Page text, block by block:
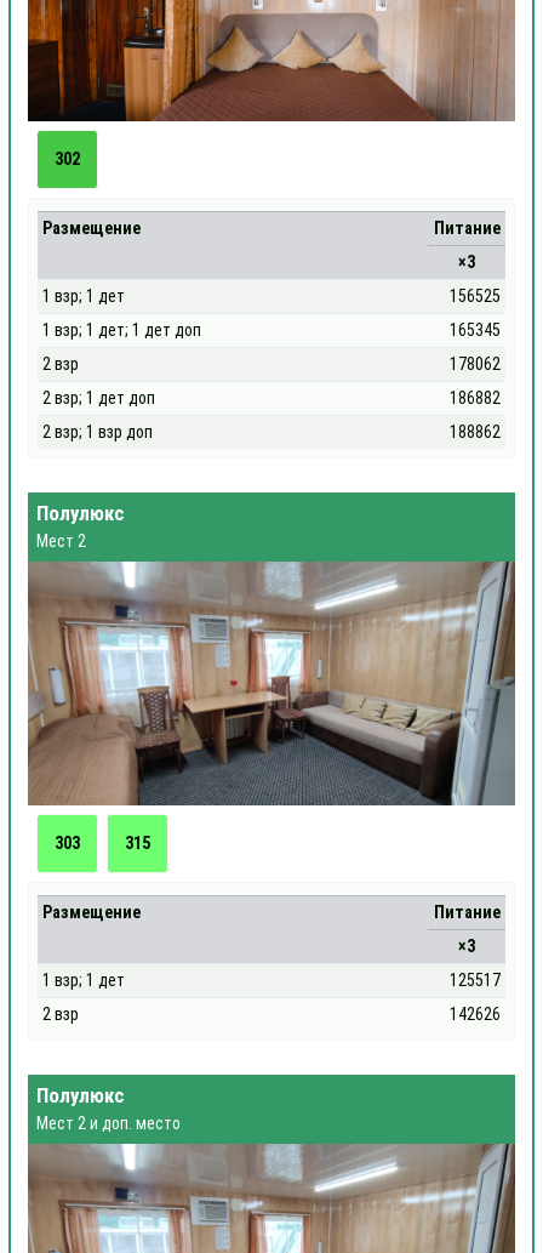
302
Размещение
Питание
×3
1 взр; 1 дет
156525
1 взр; 1 дет; 1 дет доп
165345
2 взр
178062
2 взр; 1 дет доп
186882
2 взр; 1 взр доп
188862
Полулюкс
Мест 2
303 315
Размещение
Питание
×3
1 взр; 1 дет
125517
2 взр
142626
Полулюкс
Мест 2 и доп. место